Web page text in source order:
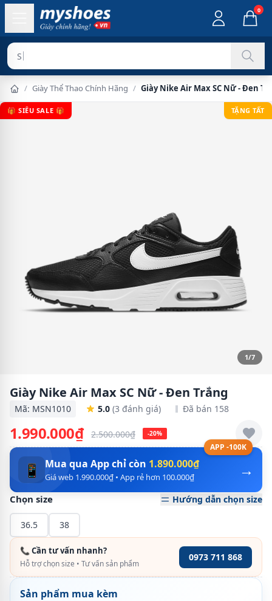
0
Sản phẩm chí
/ Giày Thể Thao Chính Hãng / Giày Nike Air Max SC Nữ - Đen
🎁 SIÊU SALE 🎁 TẶNG TẤT
1/7
Giày Nike Air Max SC Nữ - Đen Trắng
Mã: MSN1010 5.0 (3 đánh giá) Đã bán 158
1.990.000₫ 2.500.000₫ -20%
APP -100K
→
📱 Mua qua App chỉ còn 1.890.000₫
Giá web 1.990.000₫ • App rẻ hơn 100.000₫
Chọn size Hướng dẫn chọn size
36.5 38
📞 Cần tư vấn nhanh?
Hỗ trợ chọn size • Tư vấn sản phẩm
0973 711 868
Sản phẩm mua kèm